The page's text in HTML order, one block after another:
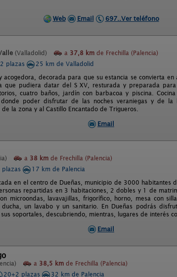
Web
Email 697..Ver teléfono
(Valladolid) a 37,8 km de Frechilla (Palencia)
plazas
25 km de Valladolid
acogedora, decorada para que su estancia se convierta
que pudiera datar del S XV, resturada y preparada
cuatro baños, jardín con barbacoa y piscina.
poder disfrutar de las noches veraniegas y de la
la zona y al Castillo Encantado de Trigueros.
Email
a 38 km de Frechilla (Palencia)
17 km de Palencia
en el centro de Dueñas, municipio de 3000 habitantes
repartidas en 3 habitaciones, 2 dobles y 1 de
microondas, lavavajillas, frigorífico, horno, mesa con
un lavabo y un sanitario. En Dueñas podrás
soportales, descubriendo, mientras, lugares de interés
Email
a 38,5 km de Frechilla (Palencia)
20+2 plazas 32 km de Palencia